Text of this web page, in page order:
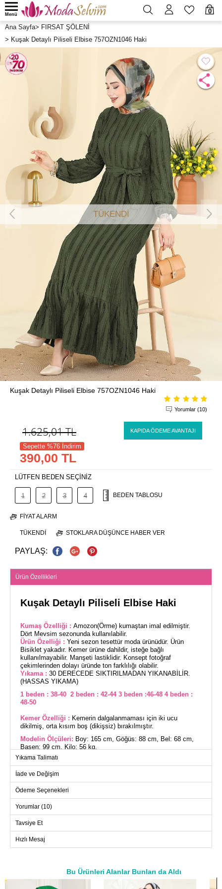
0
Menü
Ana Sayfa> FIRSAT ŞÖLENİ
> Kuşak Detaylı Piliseli Elbise 757OZN1046 Haki
TÜKENDİ
Kuşak Detaylı Piliseli Elbise 757OZN1046 Haki
Yorumlar (10)
1.625,01TL KAPIDA ÖDEME AVANTAJI
Sepette %76 İndirim
390,00 TL
LÜTFEN BEDEN SEÇİNİZ
1 2 3 4 BEDEN TABLOSU
FIYAT ALARM
TÜKENDI STOKLARA DÜŞÜNCE HABER VER
PAYLAŞ:
Ürün Özellikleri
Kuşak Detaylı Piliseli Elbise Haki
Kumaş Özelliği : Amozon(Örme) kumaştan imal edilmiştir.
Dört Mevsim sezonunda kullanılabilir.
Ürün Özelliği : Yeni sezon tesettür moda ürünüdür. Ürün
Bisiklet yakadır. Kemer ürüne dahildir, isteğe bağlı
kullanılmayabilir. Manşeti lastiklidir. Konsept fotoğraf
çekimlerinden dolayı üründe ton farklılığı olabilir.
Yıkama : 30 DERECEDE SIKTIRILMADAN YIKANABİLİR.
(HASSAS YIKAMA)
1 beden : 38-40 2 beden : 42-44 3 beden :46-48 4 beden :
48-50
Kemer Özelliği : Kemerin dalgalanmaması için iki ucu
dikilmiş, orta kısım boş (dikişsiz) bırakılmıştır.
Modelin Ölçüleri: Boy: 165 cm, Göğüs: 88 cm, Bel: 68 cm,
Basen: 99 cm, Kilo: 56 kg.
(Modelin üzerindeki ürün 1 bedendir.)
Zarafet ve konforu bir arada sunan Kuşak Detaylı Piliseli
Amozon kumaşından üretilen bu elbise, 30 derecede
sıktırılmadan yıkanabilir özelliğiyle pratik bir kullanım sunar.
Özel olarak tasarlanmış kemer, dalgalanmayı önlemek için
uçları dikilmiş olup, orta kısım dikişsizdir. Kemer, elbiseye
dahil olup, isteğe bağlı olarak çıkarılabilir. Manşetleri lastikli
olan bu model, tesettür giyim tercih edenler için idealdir.
ELBİSE BEDEN ÖLÇÜLERİ
Beden
Göğüs
Boy
114
131
Yıkama Talimatı
İade ve Değişim
Ödeme Seçenekleri
Yorumlar (10)
Tavsiye Et
Hızlı Mesaj
Bu Ürünleri Alanlar Bunları da Aldı
a>